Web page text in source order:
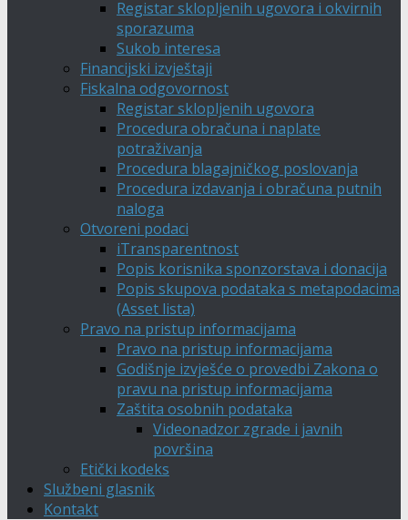
Registar sklopljenih ugovora i okvirnih
sporazuma
Sukob interesa
Financijski izvještaji
Fiskalna odgovornost
Registar sklopljenih ugovora
Procedura obračuna i naplate
potraživanja
Procedura blagajničkog poslovanja
Procedura izdavanja i obračuna putnih
naloga
Otvoreni podaci
iTransparentnost
Popis korisnika sponzorstava i donacija
Popis skupova podataka s metapodacima
(Asset lista)
Pravo na pristup informacijama
Pravo na pristup informacijama
Godišnje izvješće o provedbi Zakona o
pravu na pristup informacijama
Zaštita osobnih podataka
Videonadzor zgrade i javnih
površina
Etički kodeks
Službeni glasnik
Kontakt